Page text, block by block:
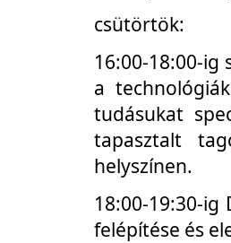
csütörtök:
16:00-18:00-
a
tudásukat
tapasztalt
helyszínen.
18:00-19:30-
felépítése és